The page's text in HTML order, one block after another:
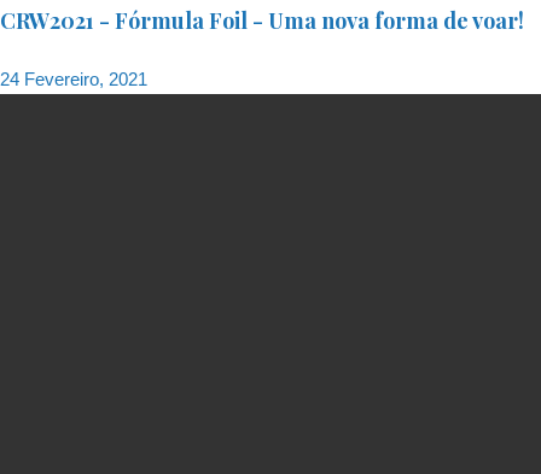
CRW2021 - Fórmula Foil - Uma nova forma de voar!
24 Fevereiro, 2021